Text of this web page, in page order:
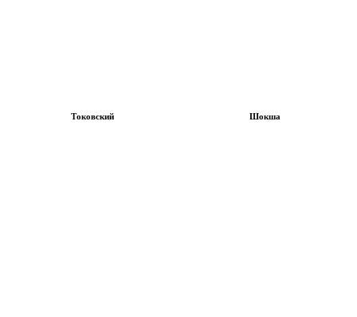
Токовский Шокша